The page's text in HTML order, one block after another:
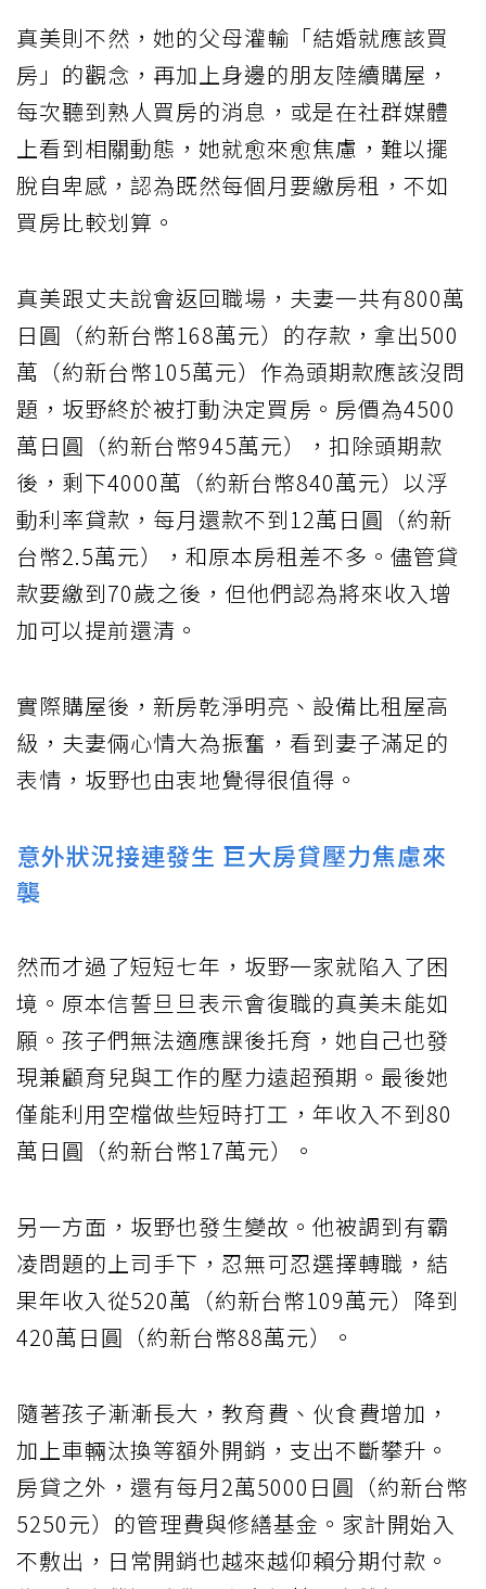
真美則不然，她的父母灌輸「結婚就應該買
房」的觀念，再加上身邊的朋友陸續購屋，
每次聽到熟人買房的消息，或是在社群媒體
上看到相關動態，她就愈來愈焦慮，難以擺
脫自卑感，認為既然每個月要繳房租，不如
買房比較划算。
真美跟丈夫說會返回職場，夫妻一共有800萬
日圓（約新台幣168萬元）的存款，拿出500
萬（約新台幣105萬元）作為頭期款應該沒問
題，坂野終於被打動決定買房。房價為4500
萬日圓（約新台幣945萬元），扣除頭期款
後，剩下4000萬（約新台幣840萬元）以浮
動利率貸款，每月還款不到12萬日圓（約新
台幣2.5萬元），和原本房租差不多。儘管貸
款要繳到70歲之後，但他們認為將來收入增
加可以提前還清。
實際購屋後，新房乾淨明亮、設備比租屋高
級，夫妻倆心情大為振奮，看到妻子滿足的
表情，坂野也由衷地覺得很值得。
意外狀況接連發生 巨大房貸壓力焦慮來
襲
然而才過了短短七年，坂野一家就陷入了困
境。原本信誓旦旦表示會復職的真美未能如
願。孩子們無法適應課後托育，她自己也發
現兼顧育兒與工作的壓力遠超預期。最後她
僅能利用空檔做些短時打工，年收入不到80
萬日圓（約新台幣17萬元）。
另一方面，坂野也發生變故。他被調到有霸
凌問題的上司手下，忍無可忍選擇轉職，結
果年收入從520萬（約新台幣109萬元）降到
420萬日圓（約新台幣88萬元）。
隨著孩子漸漸長大，教育費、伙食費增加，
加上車輛汰換等額外開銷，支出不斷攀升。
房貸之外，還有每月2萬5000日圓（約新台幣
5250元）的管理費與修繕基金。家計開始入
不敷出，日常開銷也越來越仰賴分期付款。